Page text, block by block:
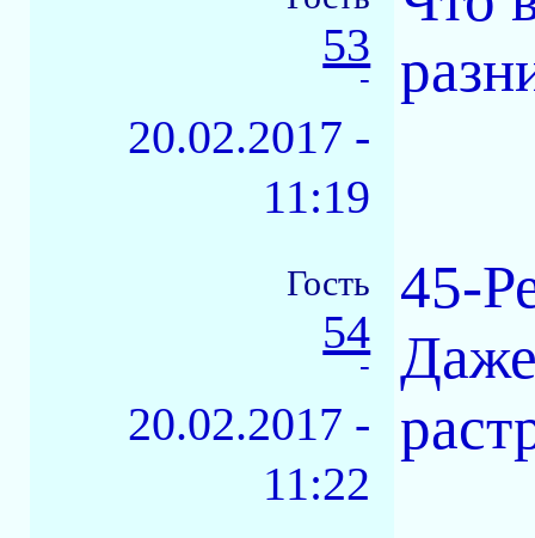
53
-
20.02.2017 -
11:19
Гость
54
-
20.02.2017 -
11:22
45-